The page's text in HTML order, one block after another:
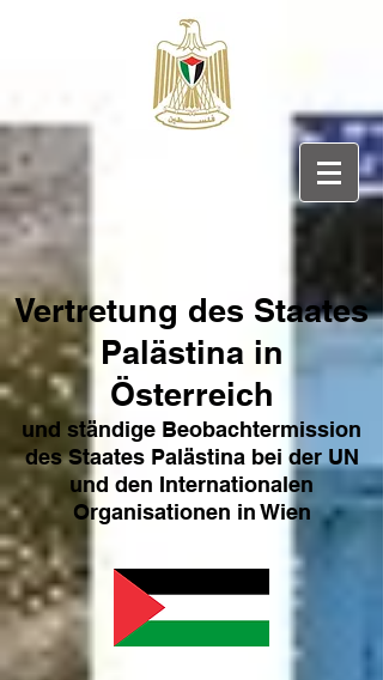
Vertretung des Staates
Palästina in
Österreich
und ständige Beobachtermission
des Staates Palästina bei der UN
und den Internationalen
Organisationen in Wien